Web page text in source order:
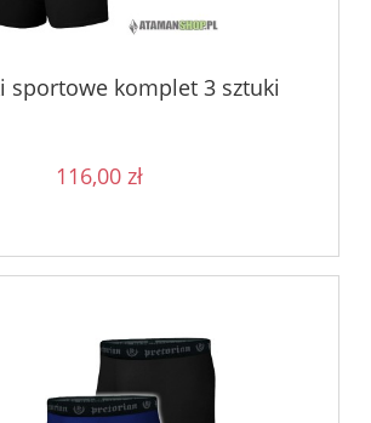
sportowe komplet 3 sztuki
116,00 zł